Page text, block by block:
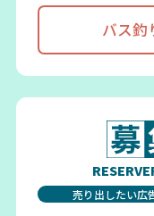
バス釣
売り出したい広